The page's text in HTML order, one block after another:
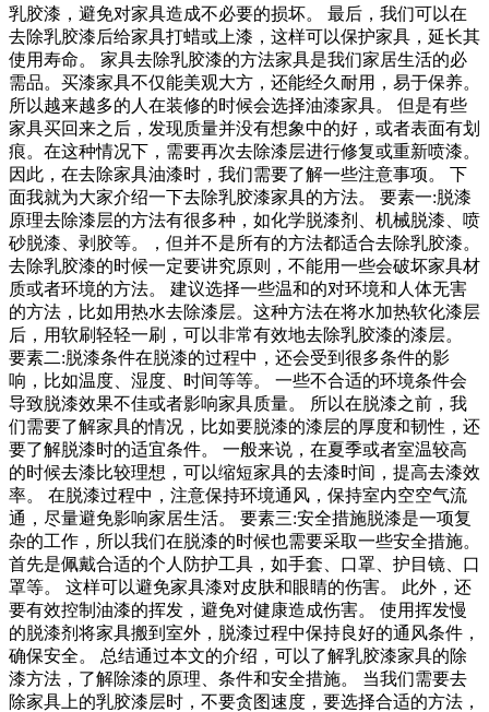
乳胶漆，避免对家具造成不必要的损坏。 最后，我们可以在
去除乳胶漆后给家具打蜡或上漆，这样可以保护家具，延长其
使用寿命。 家具去除乳胶漆的方法家具是我们家居生活的必
需品。买漆家具不仅能美观大方，还能经久耐用，易于保养。
所以越来越多的人在装修的时候会选择油漆家具。 但是有些
家具买回来之后，发现质量并没有想象中的好，或者表面有划
痕。在这种情况下，需要再次去除漆层进行修复或重新喷漆。
因此，在去除家具油漆时，我们需要了解一些注意事项。 下
面我就为大家介绍一下去除乳胶漆家具的方法。 要素一:脱漆
原理去除漆层的方法有很多种，如化学脱漆剂、机械脱漆、喷
砂脱漆、剥胶等。，但并不是所有的方法都适合去除乳胶漆。
去除乳胶漆的时候一定要讲究原则，不能用一些会破坏家具材
质或者环境的方法。 建议选择一些温和的对环境和人体无害
的方法，比如用热水去除漆层。这种方法在将水加热软化漆层
后，用软刷轻轻一刷，可以非常有效地去除乳胶漆的漆层。
要素二:脱漆条件在脱漆的过程中，还会受到很多条件的影
响，比如温度、湿度、时间等等。 一些不合适的环境条件会
导致脱漆效果不佳或者影响家具质量。 所以在脱漆之前，我
们需要了解家具的情况，比如要脱漆的漆层的厚度和韧性，还
要了解脱漆时的适宜条件。 一般来说，在夏季或者室温较高
的时候去漆比较理想，可以缩短家具的去漆时间，提高去漆效
率。 在脱漆过程中，注意保持环境通风，保持室内空空气流
通，尽量避免影响家居生活。 要素三:安全措施脱漆是一项复
杂的工作，所以我们在脱漆的时候也需要采取一些安全措施。
首先是佩戴合适的个人防护工具，如手套、口罩、护目镜、口
罩等。 这样可以避免家具漆对皮肤和眼睛的伤害。 此外，还
要有效控制油漆的挥发，避免对健康造成伤害。 使用挥发慢
的脱漆剂将家具搬到室外，脱漆过程中保持良好的通风条件，
确保安全。 总结通过本文的介绍，可以了解乳胶漆家具的除
漆方法，了解除漆的原理、条件和安全措施。 当我们需要去
除家具上的乳胶漆层时，不要贪图速度，要选择合适的方法，